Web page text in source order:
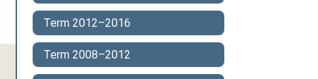
Term 2012–2016
Term 2008–2012